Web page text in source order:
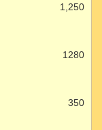
1,250
1280
350